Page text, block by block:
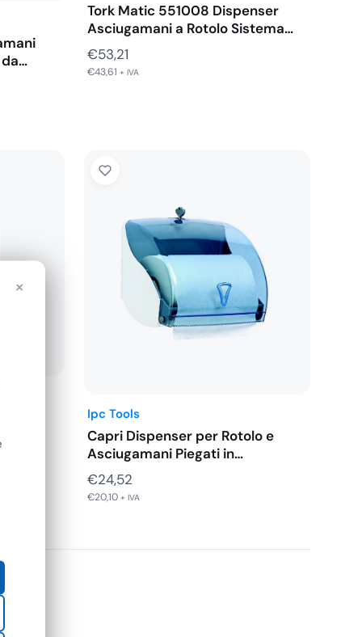
da…
Tork Matic 551008 Dispenser
Asciugamani a Rotolo Sistema…
€53,21
€43,61 + IVA
Ipc Tools
Capri Dispenser per Rotolo e
Asciugamani Piegati in…
€24,52
€20,10 + IVA
×